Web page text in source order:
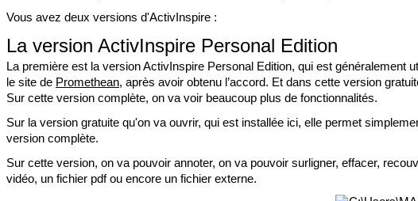
Vous avez deux versions d'ActivInspire :
La version ActivInspire Personal Edition
La première est la version ActivInspire Personal Edition, qui est généralement
le site de Promethean, après avoir obtenu l’accord. Et dans cette version
Sur cette version complète, on va voir beaucoup plus de fonctionnalités.
Sur la version gratuite qu'on va ouvrir, qui est installée ici, elle permet
version complète.
Sur cette version, on va pouvoir annoter, on va pouvoir surligner, effacer,
vidéo, un fichier pdf ou encore un fichier externe.